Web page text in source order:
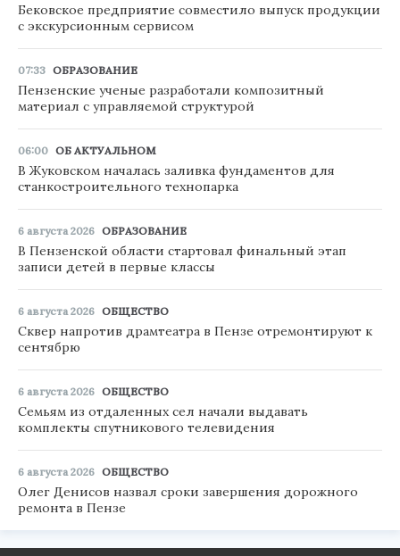
Бековское предприятие совместило выпуск продукции
с экскурсионным сервисом
07:33 ОБРАЗОВАНИЕ
Пензенские ученые разработали композитный
материал с управляемой структурой
06:00 ОБ АКТУАЛЬНОМ
В Жуковском началась заливка фундаментов для
станкостроительного технопарка
6 августа 2026 ОБРАЗОВАНИЕ
В Пензенской области стартовал финальный этап
записи детей в первые классы
6 августа 2026 ОБЩЕСТВО
Сквер напротив драмтеатра в Пензе отремонтируют к
сентябрю
6 августа 2026 ОБЩЕСТВО
Семьям из отдаленных сел начали выдавать
комплекты спутникового телевидения
6 августа 2026 ОБЩЕСТВО
Олег Денисов назвал сроки завершения дорожного
ремонта в Пензе